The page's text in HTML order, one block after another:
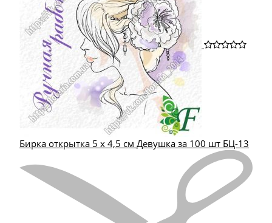
Бирка открытка 5 х 4,5 см Девушка за 100 шт БЦ-13